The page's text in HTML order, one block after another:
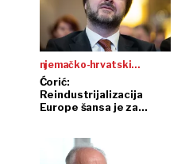
njemačko-hrvatski
gospodarski forum
Ćorić:
Reindustrijalizacija
Europe šansa je za